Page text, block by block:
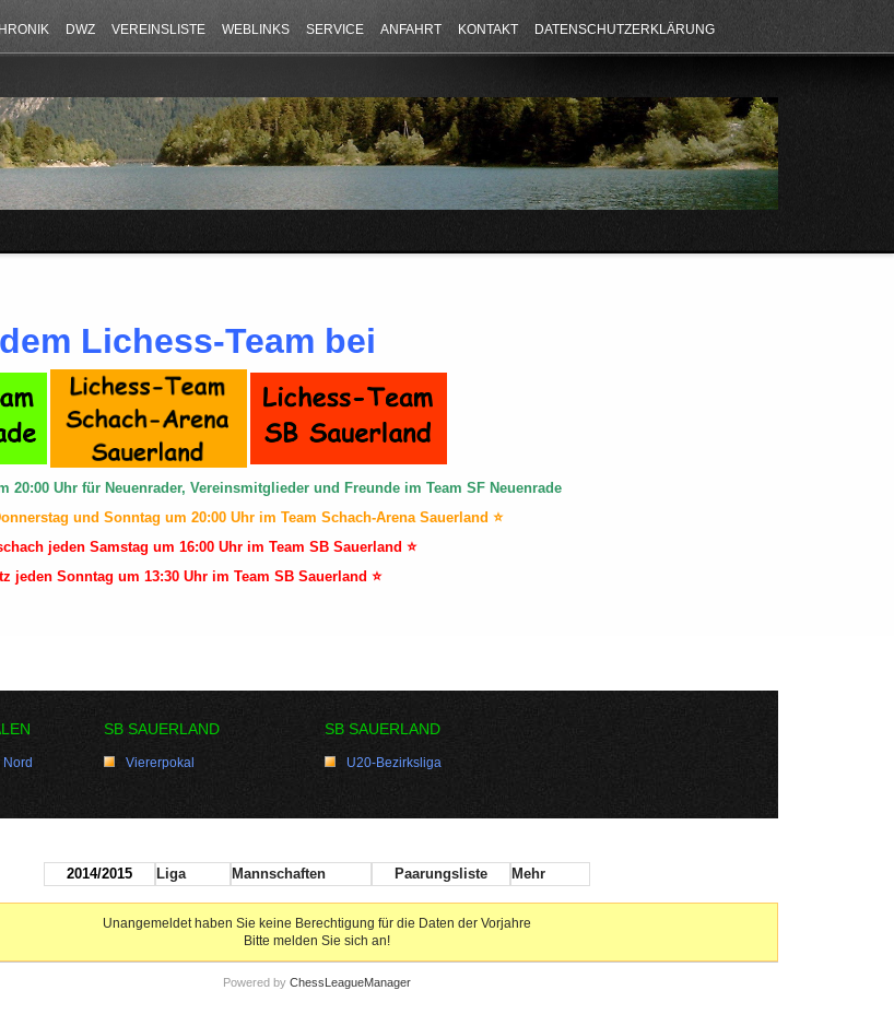
DWZ VEREINSLISTE WEBLINKS SERVICE ANFAHRT KONTAKT
DATENSCHUTZERKLÄRUNG
Lichess-Team bei
20:00 Uhr für Neuenrader, Vereinsmitglieder und Freunde im Team SF Neuenrade
und Sonntag um 20:00 Uhr im Team Schach-Arena Sauerland ⭐
jeden Samstag um 16:00 Uhr im Team SB Sauerland ⭐
jeden Sonntag um 13:30 Uhr im Team SB Sauerland ⭐
SB SAUERLAND
Viererpokal
SB SAUERLAND
U20-Bezirksliga
2014/2015 Liga Mannschaften Paarungsliste Mehr
Unangemeldet haben Sie keine Berechtigung für die Daten der Vorjahre
Bitte melden Sie sich an!
Powered by ChessLeagueManager